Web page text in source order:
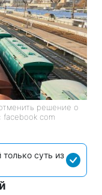
решение о
facebook com
суть из